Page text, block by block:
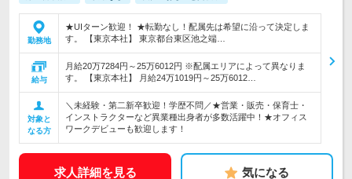
勤務地
★UIターン歓迎！ ★転勤なし！配属先は希望に沿って決定しま
す。 【東京本社】 東京都台東区池之端…
給与
月給20万7284円～25万6012円 ※配属エリアによって異なりま
す。 【東京本社】 月給24万1019円～25万6012…
対象と
なる方
＼未経験・第二新卒歓迎！学歴不問／★営業・販売・保育士・
インストラクターなど異業種出身者が多数活躍中！★オフィス
ワークデビューも歓迎します！
求人詳細を見る 気になる